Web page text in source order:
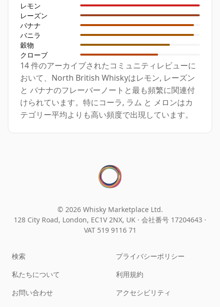
レモン
レーズン
バナナ
バニラ
穀物
クローブ
14 件のアーカイブされたコミュニティレビューに
おいて、North British Whiskyはレモン, レーズン
と バナナのフレーバーノートと最も頻繁に関連付
けられています。特にコーラ, ラム と メロンはカ
テゴリー平均よりも高い頻度で出現しています。
© 2026 Whisky Marketplace Ltd.
128 City Road, London, EC1V 2NX, UK · 会社番号 17204643 ·
VAT 519 9116 71
検索
私たちについて
お問い合わせ
プライバシーポリシー
利用規約
アクセシビリティ